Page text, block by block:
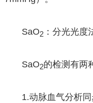
SaO2 ：分光光
SaO2的检测有两
1.动脉血气分析